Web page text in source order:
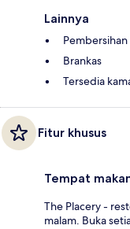
Lainnya
Brankas
Tersedia
Fitur khusus
Tempat
The Placery -
malam. Buka